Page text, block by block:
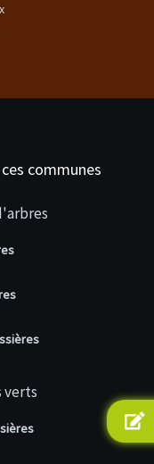
communes
verts